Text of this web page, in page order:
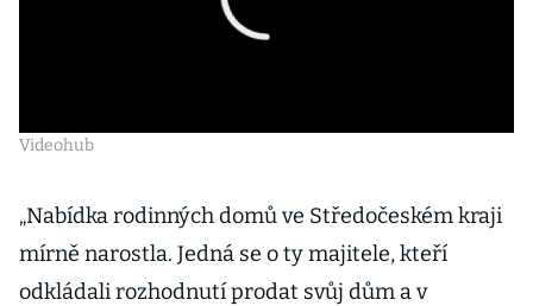
Videohub
„Nabídka rodinných domů ve Středočeském kraji
mírně narostla. Jedná se o ty majitele, kteří
odkládali rozhodnutí prodat svůj dům a v